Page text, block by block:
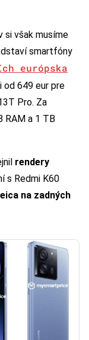
si však musíme
smartfóny
európska
od 649 eur pre
Pro. Za
RAM a 1 TB
rendery
s Redmi K60
na zadných